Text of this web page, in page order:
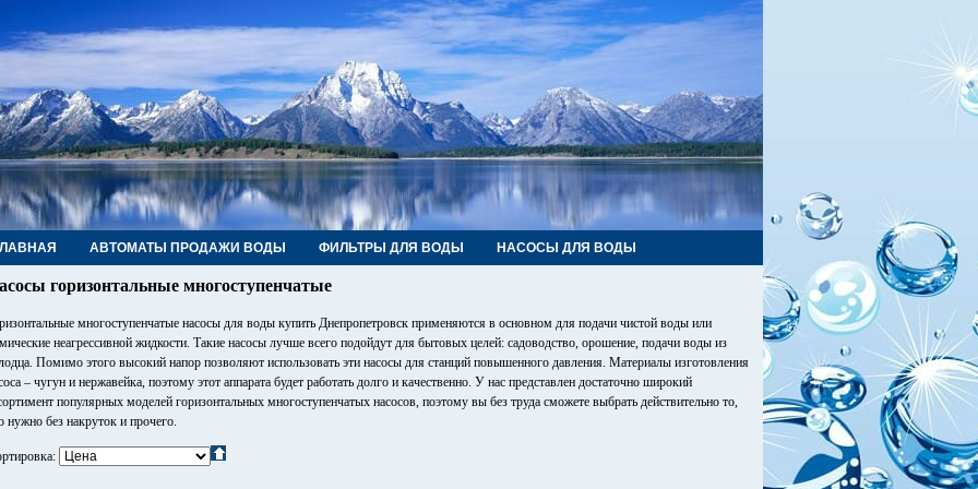
АВТОМАТЫ ПРОДАЖИ ВОДЫ ФИЛЬТРЫ ДЛЯ ВОДЫ НАСОСЫ ДЛЯ ВОДЫ
ФИТИНГИ, КРАНЫ КОНТАКТЫ
горизонтальные многоступенчатые
многоступенчатые насосы для воды купить Днепропетровск применяются в основном для подачи чистой воды или
неагрессивной жидкости. Такие насосы лучше всего подойдут для бытовых целей: садоводство, орошение, подачи воды из
Помимо этого высокий напор позволяют использовать эти насосы для станций повышенного давления. Материалы изготовления
– чугун и нержавейка, поэтому этот аппарата будет работать долго и качественно. У нас представлен достаточно широкий
популярных моделей горизонтальных многоступенчатых насосов, поэтому вы без труда сможете выбрать действительно то,
нужно без накруток и прочего.